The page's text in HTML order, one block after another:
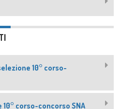
10° corso-
10° corso-concorso SNA